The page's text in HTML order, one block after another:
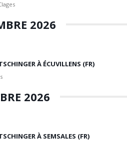
2026
À ÉCUVILLENS (FR)
2026
À SEMSALES (FR)